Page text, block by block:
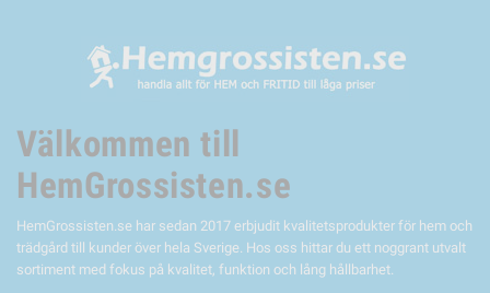
Välkommen till
HemGrossisten.se
HemGrossisten.se har sedan 2017 erbjudit kvalitetsprodukter för hem och
trädgård till kunder över hela Sverige. Hos oss hittar du ett noggrant utvalt
sortiment med fokus på kvalitet, funktion och lång hållbarhet.